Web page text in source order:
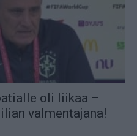
oli liikaa –
valmentajana!